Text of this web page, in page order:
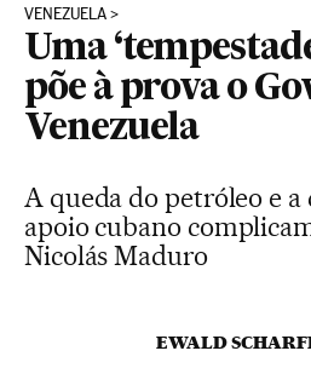
VENEZUELA
Uma
põe à prova o
Venezuela
A queda do petróleo e
apoio cubano
Nicolás Maduro
EWALD